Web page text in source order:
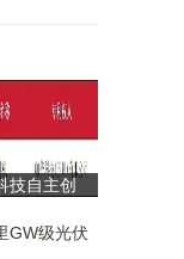
技自主创
届中国专利
GW级光伏